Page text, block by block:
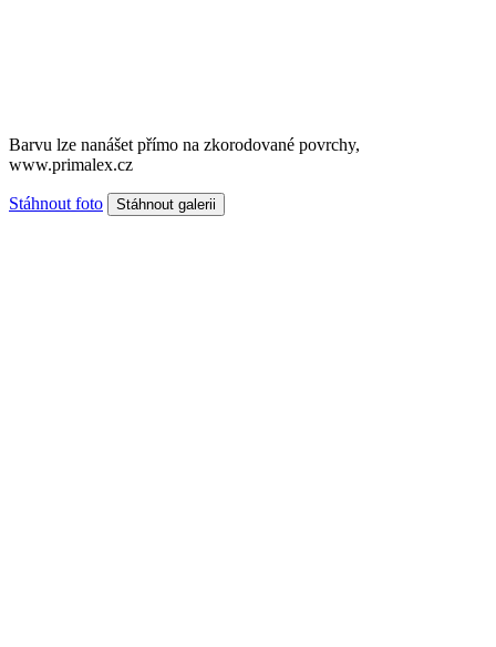
Barvu lze nanášet přímo na zkorodované povrchy,
www.primalex.cz
Stáhnout foto